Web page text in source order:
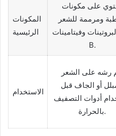
المكونات
الرئيسية
على مكونات
ومرممة للشعر
وفيتامينات
B.
الاستخدام
رشه على الشعر
أو الجاف قبل
أدوات التصفيف
بالحرارة.